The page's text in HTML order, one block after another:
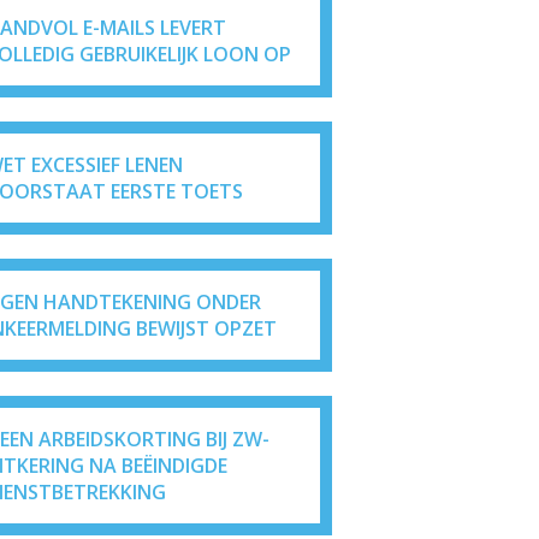
E-MAILS LEVERT
GEBRUIKELIJK LOON OP
EXCESSIEF LENEN
EERSTE TOETS
HANDTEKENING ONDER
BEWIJST OPZET
ARBEIDSKORTING BIJ ZW-
NA BEËINDIGDE